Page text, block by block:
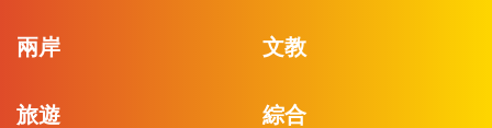
兩岸 文教
旅遊 綜合